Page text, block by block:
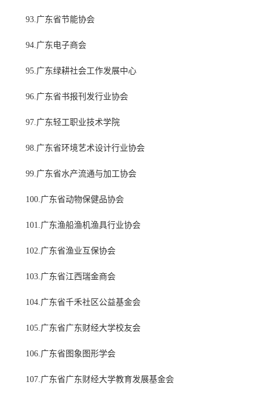
93.广东省节能协会
94.广东电子商会
95.广东绿耕社会工作发展中心
96.广东省书报刊发行业协会
97.广东轻工职业技术学院
98.广东省环境艺术设计行业协会
99.广东省水产流通与加工协会
100.广东省动物保健品协会
101.广东渔船渔机渔具行业协会
102.广东省渔业互保协会
103.广东省江西瑞金商会
104.广东省千禾社区公益基金会
105.广东省广东财经大学校友会
106.广东省图象图形学会
107.广东省广东财经大学教育发展基金会